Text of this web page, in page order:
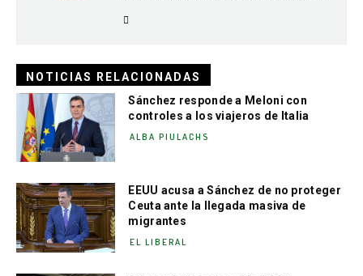
NOTICIAS RELACIONADAS
Sánchez responde a Meloni con
controles a los viajeros de Italia
ALBA PIULACHS
EEUU acusa a Sánchez de no proteger
Ceuta ante la llegada masiva de
migrantes
EL LIBERAL